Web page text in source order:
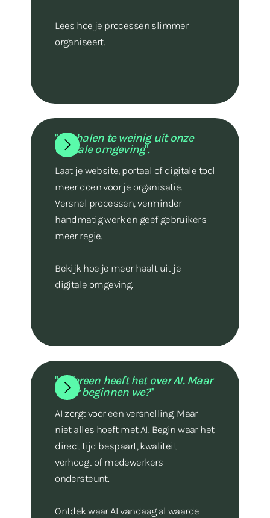
Lees hoe je processen slimmer
organiseert.
"We halen te weinig uit onze
digitale omgeving".
Laat je website, portaal of digitale tool
meer doen voor je organisatie.
Versnel processen, verminder
handmatig werk en geef gebruikers
meer regie.
Bekijk hoe je meer haalt uit je
digitale omgeving.
"Iedereen heeft het over AI. Maar
waar beginnen we?"
AI zorgt voor een versnelling. Maar
niet alles hoeft met AI. Begin waar het
direct tijd bespaart, kwaliteit
verhoogt of medewerkers
ondersteunt.
Ontdek waar AI vandaag al waarde